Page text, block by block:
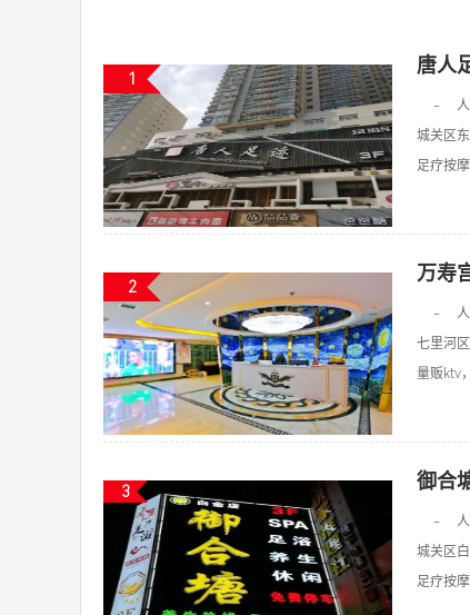
1
唐人
-
城关区
足疗按
2
万寿
-
七里河
量贩ktv
3 御合
-
城关区
足疗按